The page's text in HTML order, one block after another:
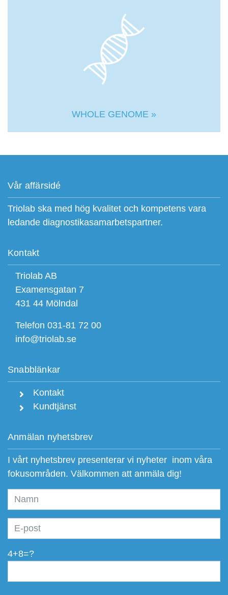
WHOLE GENOME »
Vår affärsidé
Triolab ska med hög kvalitet och kompetens vara
ledande diagnostikasamarbetspartner.
Kontakt
Triolab AB
Examensgatan 7
431 44 Mölndal
Telefon 031-81 72 00
info@triolab.se
Snabblänkar
Kontakt
Kundtjänst
Anmälan nyhetsbrev
I vårt nyhetsbrev presenterar vi nyheter inom våra
fokusområden. Välkommen att anmäla dig!
4+8=?